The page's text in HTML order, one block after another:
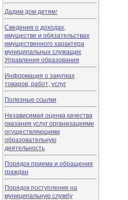
Дадим дом детям!
Сведения о доходах,
имуществе и обязательствах
имущественного характера
муниципальных служащих
Управления образования
Информация о закупках
товаров, работ, услуг
Полезные ссылки
Независимая оценка качества
оказания услуг организациями
осуществляющими
образовательную
деятельность
Порядок приема и обращения
граждан
Порядок поступления на
муниципальную службу